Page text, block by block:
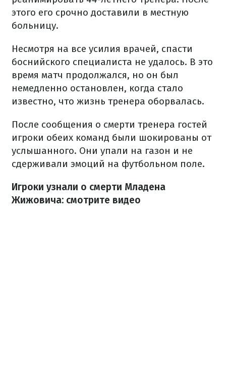
этого его срочно доставили в местную
больницу.
Несмотря на все усилия врачей, спасти
боснийского специалиста не удалось. В это
время матч продолжался, но он был
немедленно остановлен, когда стало
известно, что жизнь тренера оборвалась.
После сообщения о смерти тренера гостей
игроки обеих команд были шокированы от
услышанного. Они упали на газон и не
сдерживали эмоций на футбольном поле.
Игроки узнали о смерти Младена
Жижовича: смотрите видео